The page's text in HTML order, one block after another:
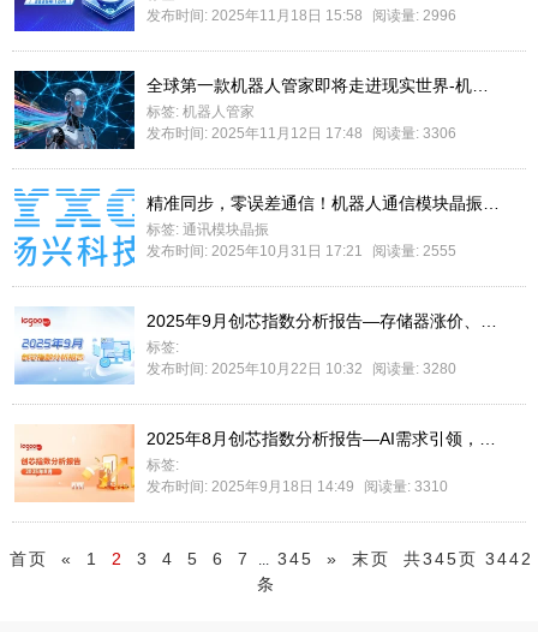
发布时间: 2025年11月18日 15:58
阅读量: 2996
标签: 机器人管家
发布时间: 2025年11月12日 17:48
阅读量: 3306
标签: 通讯模块晶振
发布时间: 2025年10月31日 17:21
阅读量: 2555
标签:
发布时间: 2025年10月22日 10:32
阅读量: 3280
标签:
发布时间: 2025年9月18日 14:49
阅读量: 3310
首页 « 1 2 3 4 5 6 7 ... 345 » 末页
共345页 3442
条